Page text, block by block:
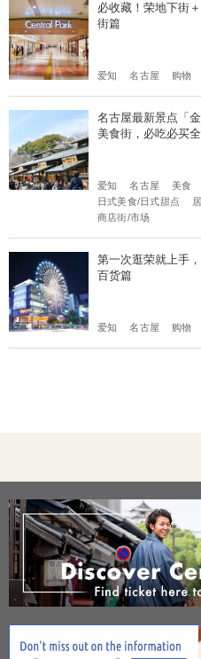
必收藏！荣地下街
街篇
爱知 名古屋 购物
名古屋最新景点「
美食街，必吃必买全
爱知 名古屋 美食
日式美食/日式甜点
商店街/市场
第一次逛荣就上手
百货篇
爱知 名古屋 购物